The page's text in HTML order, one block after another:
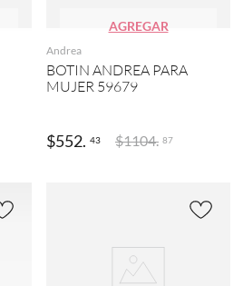
AGREGAR
Andrea
BOTIN ANDREA PARA
MUJER 59679
$552. 43 $1104. 87